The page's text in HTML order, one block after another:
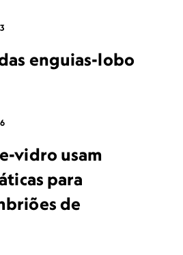
enguias-lobo
vidro usam
para
de